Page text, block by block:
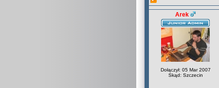
Arek
Dołączył: 05 Mar 2007
Skąd: Szczecin